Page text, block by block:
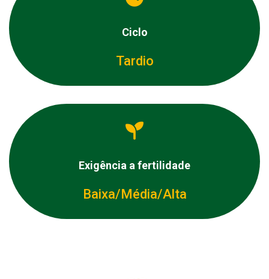
Ciclo
Tardio
Exigência a fertilidade
Baixa/Média/Alta